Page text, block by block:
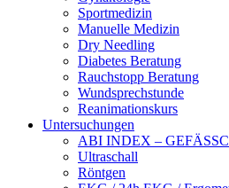
Sportmedizin
Manuelle Medizin
Dry Needling
Diabetes Beratung
Rauchstopp Beratung
Wundsprechstunde
Reanimationskurs
Untersuchungen
ABI INDEX –
Ultraschall
Röntgen